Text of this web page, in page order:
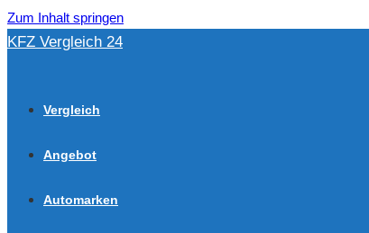
Zum Inhalt springen
KFZ Vergleich 24
Vergleich
Angebot
Automarken